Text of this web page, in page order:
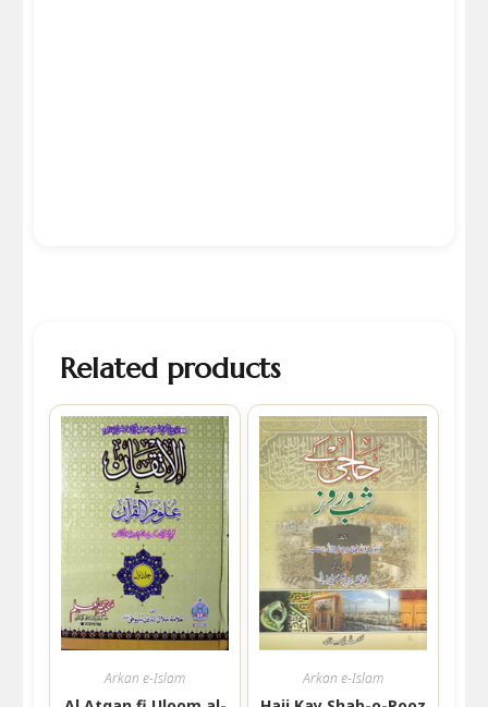
Related products
Arkan e-Islam Arkan e-Islam